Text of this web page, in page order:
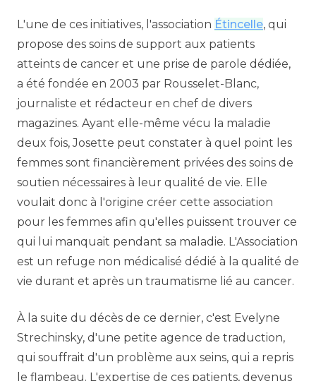
L'une de ces initiatives, l'association Étincelle, qui
propose des soins de support aux patients
atteints de cancer et une prise de parole dédiée,
a été fondée en 2003 par Rousselet-Blanc,
journaliste et rédacteur en chef de divers
magazines. Ayant elle-même vécu la maladie
deux fois, Josette peut constater à quel point les
femmes sont financièrement privées des soins de
soutien nécessaires à leur qualité de vie. Elle
voulait donc à l'origine créer cette association
pour les femmes afin qu'elles puissent trouver ce
qui lui manquait pendant sa maladie. L'Association
est un refuge non médicalisé dédié à la qualité de
vie durant et après un traumatisme lié au cancer.
À la suite du décès de ce dernier, c'est Evelyne
Strechinsky, d'une petite agence de traduction,
qui souffrait d'un problème aux seins, qui a repris
le flambeau. L'expertise de ces patients, devenus